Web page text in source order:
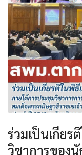
ร่วมเป็นเกีย
วิชาการของ